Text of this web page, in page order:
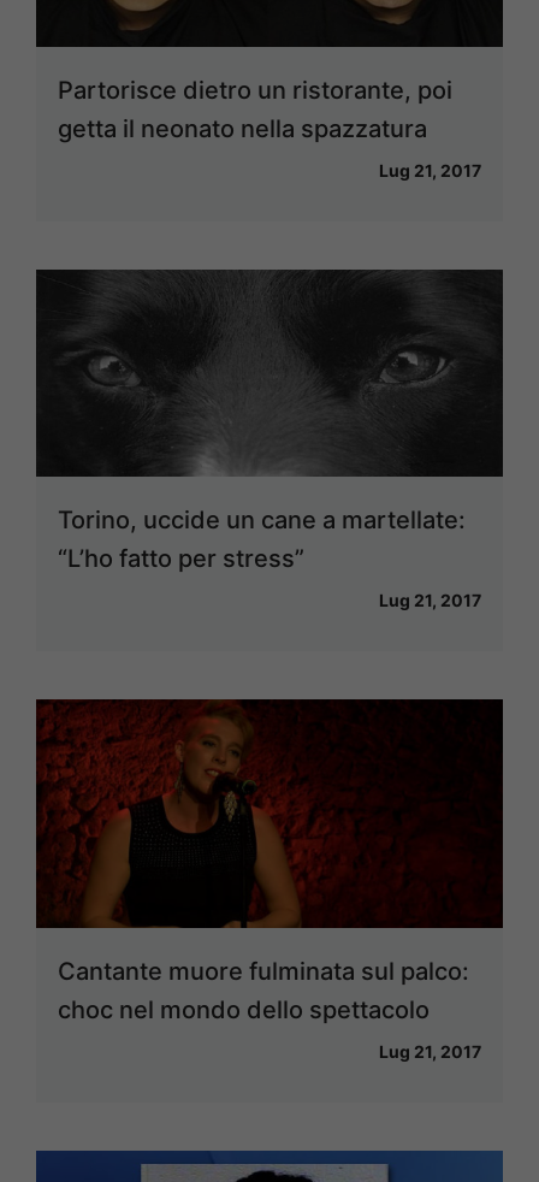
Partorisce dietro un ristorante, poi
getta il neonato nella spazzatura
Lug 21, 2017
Torino, uccide un cane a martellate:
“L’ho fatto per stress”
Lug 21, 2017
Cantante muore fulminata sul palco:
choc nel mondo dello spettacolo
Lug 21, 2017